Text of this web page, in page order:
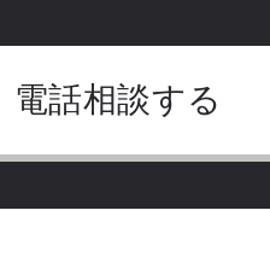
電話相談する